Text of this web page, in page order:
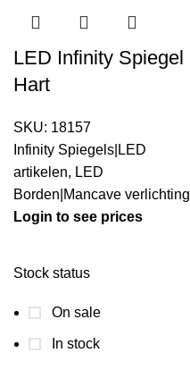
Stock status
On sale
In stock
LED Infinity Spiegel
Hart
SKU: 18157
Infinity Spiegels|LED
artikelen, LED
Borden|Mancave verlichting
Login to see prices